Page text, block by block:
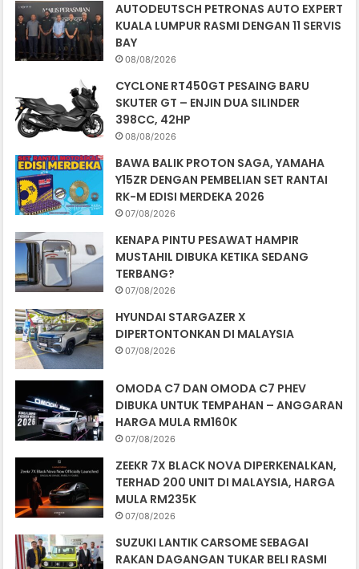
AUTODEUTSCH PETRONAS AUTO EXPERT
KUALA LUMPUR RASMI DENGAN 11 SERVIS
BAY
08/08/2026
CYCLONE RT450GT PESAING BARU
SKUTER GT – ENJIN DUA SILINDER
398CC, 42HP
08/08/2026
BAWA BALIK PROTON SAGA, YAMAHA
Y15ZR DENGAN PEMBELIAN SET RANTAI
RK-M EDISI MERDEKA 2026
07/08/2026
KENAPA PINTU PESAWAT HAMPIR
MUSTAHIL DIBUKA KETIKA SEDANG
TERBANG?
07/08/2026
HYUNDAI STARGAZER X
DIPERTONTONKAN DI MALAYSIA
07/08/2026
OMODA C7 DAN OMODA C7 PHEV
DIBUKA UNTUK TEMPAHAN – ANGGARAN
HARGA MULA RM160K
07/08/2026
ZEEKR 7X BLACK NOVA DIPERKENALKAN,
TERHAD 200 UNIT DI MALAYSIA, HARGA
MULA RM235K
07/08/2026
SUZUKI LANTIK CARSOME SEBAGAI
RAKAN DAGANGAN TUKAR BELI RASMI